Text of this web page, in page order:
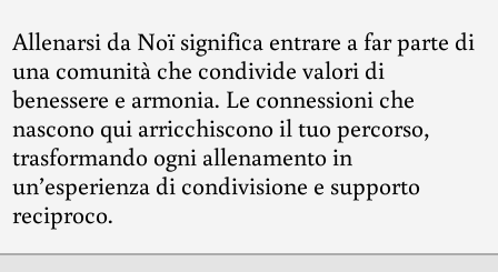
Allenarsi da Noï significa entrare a far parte di
una comunità che condivide valori di
benessere e armonia. Le connessioni che
nascono qui arricchiscono il tuo percorso,
trasformando ogni allenamento in
un’esperienza di condivisione e supporto
reciproco.